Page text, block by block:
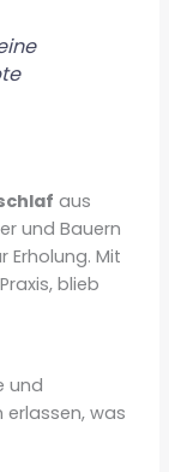
aus
und Bauern
Erholung. Mit
blieb
und
was